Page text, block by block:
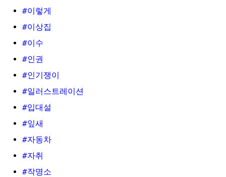
#이렇게
#이상집
#이수
#인권
#인기쟁이
#일러스트레이션
#입대설
#잎새
#자동차
#자취
#작명소